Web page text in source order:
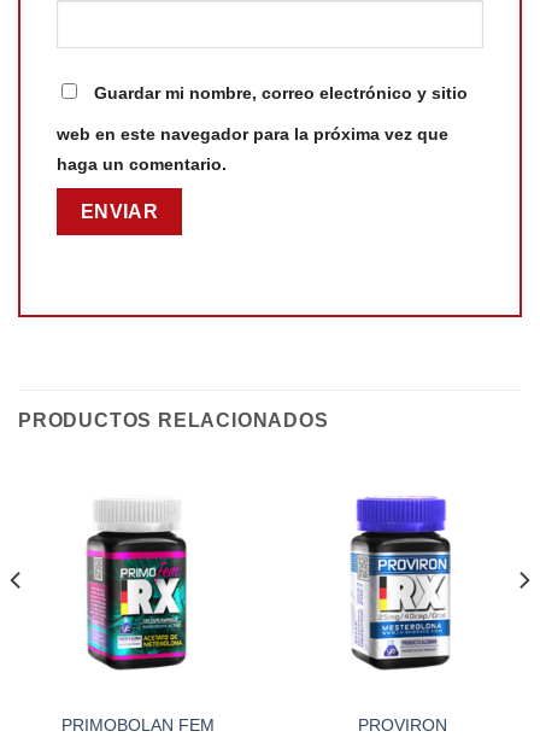
Guardar mi nombre, correo electrónico y sitio
web en este navegador para la próxima vez que
haga un comentario.
PRODUCTOS RELACIONADOS
PRIMOBOLAN FEM
PROVIRON